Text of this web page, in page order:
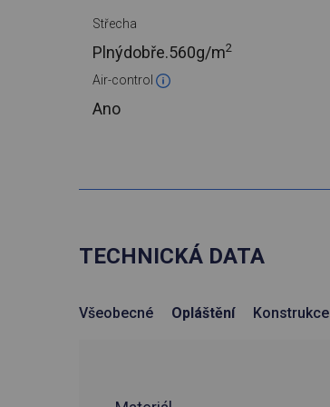
Střecha
Plnýdobře.560g/m2
Air-control
Ano
TECHNICKÁ DATA
Všeobecné Opláštění Konstrukce